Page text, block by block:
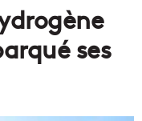
ses